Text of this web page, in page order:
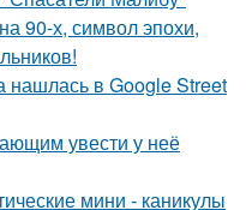
90-х, символ эпохи,
нашлась в Google Street
увести у неё
мини - каникулы